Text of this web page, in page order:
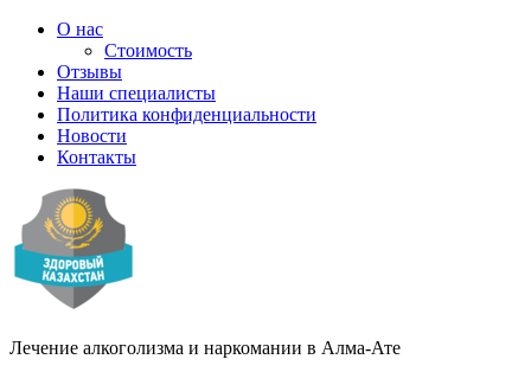
О нас
Стоимость
Отзывы
Наши специалисты
Политика конфиденциальности
Новости
Контакты
Лечение алкоголизма и наркомании в Алма-Ате